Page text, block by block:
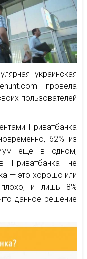
украинская
провела
пользователей
Приватбанка
62% из
еще в одном,
Приватбанка не
— это хорошо или
и лишь 8%
данное решение